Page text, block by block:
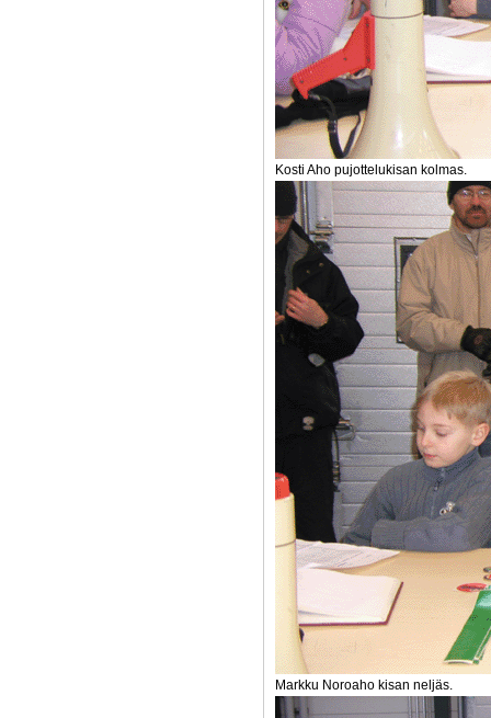
Kosti Aho pujottelukisan kolmas.
Markku Noroaho kisan neljäs.